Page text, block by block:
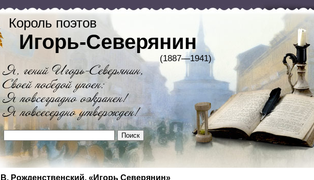
Король поэтов
Игорь-Северянин
(1887—1941)
В. Рожденственский. «Игорь Северянин»